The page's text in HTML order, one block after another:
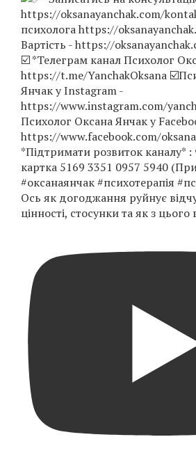
Ось як догоджання руйнує
цінності, стосунки та як з